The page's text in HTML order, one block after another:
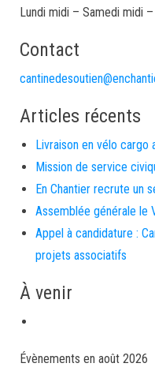
Lundi midi – Samedi midi
Contact
Articles récents
Livraison en vélo cargo
Mission de service
En Chantier recrute un
Assemblée générale le
Appel à candidature :
projets associatifs
À venir
Évènements en août 2026